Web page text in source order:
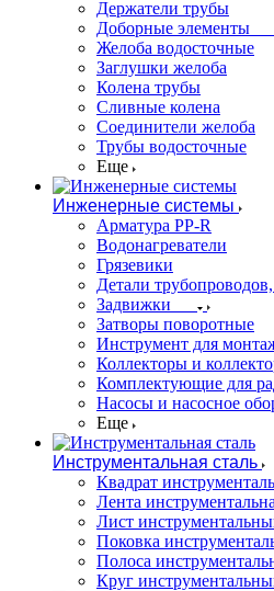
Держатели трубы
Доборные элементы
Желоба водосточные
Заглушки желоба
Колена трубы
Сливные колена
Соединители желоба
Трубы водосточные
Еще
Инженерные системы
Арматура PP-R
Водонагреватели
Грязевики
Детали
Задвижки
Затворы поворотные
Инструмент для
Коллекторы и
Комплектующие для
Насосы и насосное
Еще
Инструментальная сталь
Квадрат
Лента
Лист
Поковка
Полоса
Круг